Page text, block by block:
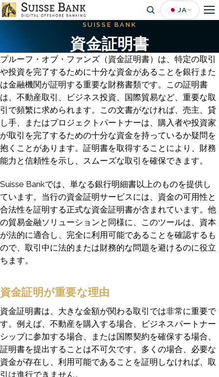
Skip
to
🇯🇵JA
SUISSE BANK
資金証明書
プルーフ・オブ・ファンズ（資金証明書）は、特定の取引
や投資を完了するために十分な資金があることを銀行また
は金融機関が証明する重要な財務書類です。この証明書
は、不動産取引、ビジネス投資、国際貿易など、重要な取
引で頻繁に求められます。この文書がなければ、売主、貸
し手、またはプロジェクトパートナーは、購入者や投資家
が取引を完了するための十分な資金を持っているか疑問を
抱くことがあります。証明書を取得することにより、財務
能力と信頼性を示し、スムーズな取引を確保できます。
Suisse Bankでは、単なる銀行明細書以上のものを提供し
ています。当行の資金証明サービスには、資金の可用性と
合法性を証明する正式な資金証明書が含まれています。他
の貿易金融ソリューションと同様に、このツールは、資本
が法的に適合し、完全に利用可能であることを確認するも
ので、取引中に法的または財務的な問題を避けるのに役立
ちます。
資金証明が重要な理由
資金証明書は、大きな金額が関わる取引では非常に重要で
す。例えば、不動産を購入する場合、ビジネスパートナー
シップに参加する場合、または国際契約を確保する場合、
証明書を提出することは不可欠です。多くの場合、必要な
資金が存在し、利用可能であることを証明しなければ、取
引は進行できません。